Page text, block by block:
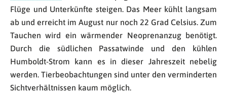
Flüge und Unterkünfte steigen. Das Meer kühlt langsam
ab und erreicht im August nur noch 22 Grad Celsius. Zum
Tauchen wird ein wärmender Neoprenanzug benötigt.
Durch die südlichen Passatwinde und den kühlen
Humboldt-Strom kann es in dieser Jahreszeit nebelig
werden. Tierbeobachtungen sind unter den verminderten
Sichtverhältnissen kaum möglich.